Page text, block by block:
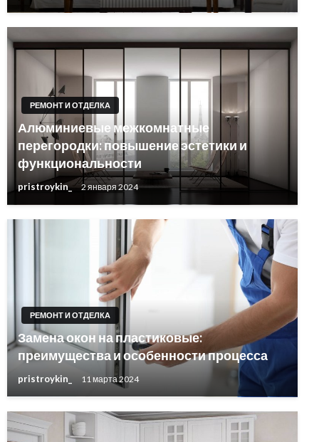
РЕМОНТ И ОТДЕЛКА
Алюминиевые межкомнатные
перегородки: повышение эстетики и
функциональности
pristroykin_ 2 января 2024
РЕМОНТ И ОТДЕЛКА
Замена окон на пластиковые:
преимущества и особенности процесса
pristroykin_ 11 марта 2024